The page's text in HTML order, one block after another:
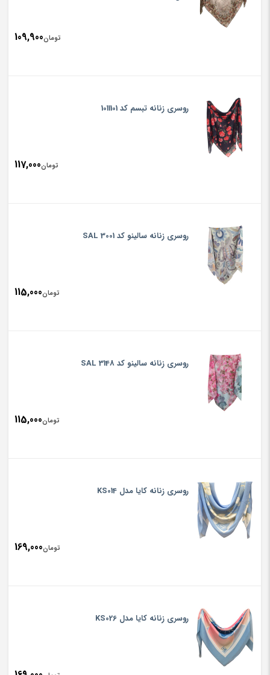
تومان109,900
روسری زنانه تبسم کد 1011101
تومان117,000
روسری زنانه سالینو کد SAL 3001
تومان115,000
روسری زنانه سالینو کد SAL 3148
تومان115,000
روسری زنانه کایا مدل KS014
تومان169,000
روسری زنانه کایا مدل KS026